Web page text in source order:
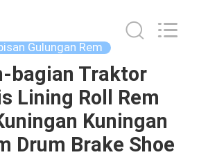
Gulungan Rem
bagian Traktor
Lining Roll Rem
Kuningan
Drum Brake Shoe